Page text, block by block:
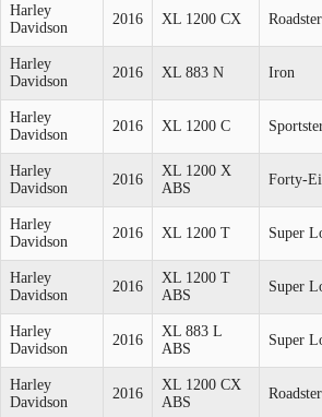
Harley
Davidson
2016 XL 1200 CX Roadster
Harley
Davidson
2016 XL 883 N Iron
Harley
Davidson
2016 XL 1200 C
Harley
Davidson
2016
XL 1200 X
ABS
Forty-
Harley
Davidson
2016 XL 1200 T Super
Harley
Davidson
2016
XL 1200 T
ABS
Super
Harley
Davidson
2016
XL 883 L
ABS
Super
Harley
Davidson
2016
XL 1200 CX
ABS
Roadster